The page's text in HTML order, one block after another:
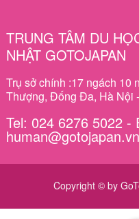
TRUNG TÂM DU
NHẬT GOTOJAPAN
Trụ sở chính :17 ngách 10
Thượng, Đống Đa, Hà Nội
Tel: 024 6276 5022 -
human@gotojapan.vn
Copyright © by